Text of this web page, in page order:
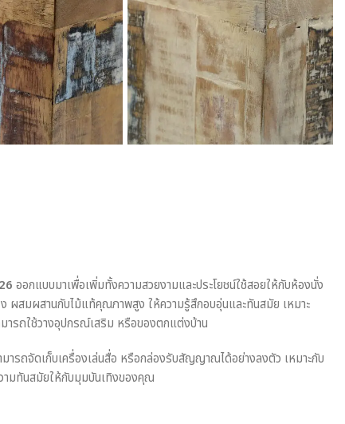
ออกแบบมาเพื่อเพิ่มทั้งความสวยงามและประโยชน์ใช้สอยให้กับห้องนั่ง
ผสมผสานกับไม้แท้คุณภาพสูง ให้ความรู้สึกอบอุ่นและทันสมัย เหมาะ
ารถใช้วางอุปกรณ์เสริม หรือของตกแต่งบ้าน
ารถจัดเก็บเครื่องเล่นสื่อ หรือกล่องรับสัญญาณได้อย่างลงตัว เหมาะกับ
ามทันสมัยให้กับมุมบันเทิงของคุณ